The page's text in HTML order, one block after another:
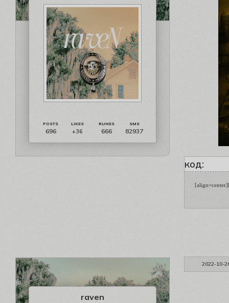
696 +36 666 82937
код:
2022-10-
raven